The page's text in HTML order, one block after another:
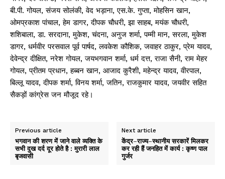
बी.पी. गोयल, संजय सोलंकी, वेद भड़ाना, एस.के. गुप्ता, मोहसिन खान,
ओमप्रकाश पांचाल, हेम डागर, दीपक चौधरी, झा साहब, मयंक चौधरी,
शशिबाला, डा. सरदाना, मुकेश, चंदना, अनुज शर्मा, पम्मी मान, सरला, मुकेश
डागर, धर्मवीर परसवाल पूर्व पार्षद, लवकेश कौशिक, जवाहर ठाकुर, प्रेम यादव,
देवेन्द्र दीक्षित, नरेश गोयल, जयभगवान शर्मा, धर्म दत्त, राजा सैनी, राम मेहर
गोयल, प्रीतम प्रधान, हब्बन खान, आजाद कुरैशी, महेन्द्र यादव, वीरपाल,
बिल्लू यादव, दीपक शर्मा, विनय शर्मा, जतिन, राजकुमार यादव, जयवीर सहित
सैकड़ों कांग्रेस जन मौजूद रहे।
Previous article
भगवान की शरण में जाने वाले व्यक्ति के
सभी दुख दर्द दूर होते है : मुरारी लाल
बृजवासी
Next article
केंद्र–राज्य–स्थानीय सरकारें मिलकर
कर रही हैं जनहित में कार्य : कृष्ण पाल
गुर्जर